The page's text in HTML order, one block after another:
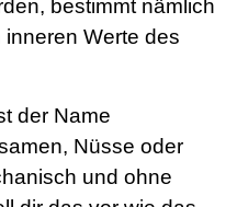
bestimmt nämlich
Werte des
der Name
Nüsse oder
und ohne